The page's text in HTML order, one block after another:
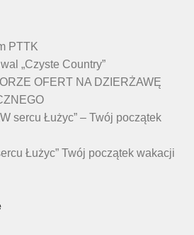
PTTK
„Czyste Country”
OFERT NA DZIERŻAWĘ
sercu Łużyc” – Twój początek
Łużyc” Twój początek wakacji